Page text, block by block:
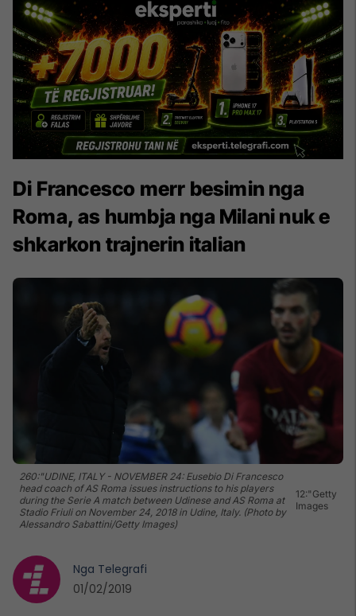
Di Francesco merr besimin nga
Roma, as humbja nga Milani nuk e
shkarkon trajnerin italian
260:"UDINE, ITALY - NOVEMBER 24: Eusebio Di Francesco
head coach of AS Roma issues instructions to his players
during the Serie A match between Udinese and AS Roma at
Stadio Friuli on November 24, 2018 in Udine, Italy. (Photo by
Alessandro Sabattini/Getty Images)
12:"Getty
Images
Nga Telegrafi
01/02/2019